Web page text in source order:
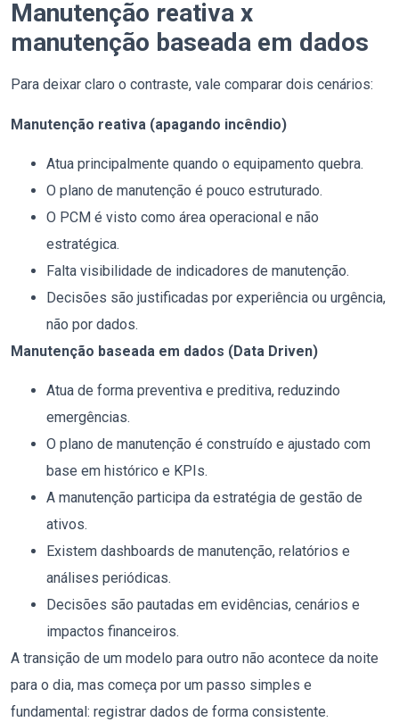
Manutenção reativa x
manutenção baseada em dados
Para deixar claro o contraste, vale comparar dois cenários:
Manutenção reativa (apagando incêndio)
Atua principalmente quando o equipamento quebra.
O plano de manutenção é pouco estruturado.
O PCM é visto como área operacional e não
estratégica.
Falta visibilidade de indicadores de manutenção.
Decisões são justificadas por experiência ou urgência,
não por dados.
Manutenção baseada em dados (Data Driven)
Atua de forma preventiva e preditiva, reduzindo
emergências.
O plano de manutenção é construído e ajustado com
base em histórico e KPIs.
A manutenção participa da estratégia de gestão de
ativos.
Existem dashboards de manutenção, relatórios e
análises periódicas.
Decisões são pautadas em evidências, cenários e
impactos financeiros.
A transição de um modelo para outro não acontece da noite
para o dia, mas começa por um passo simples e
fundamental: registrar dados de forma consistente.